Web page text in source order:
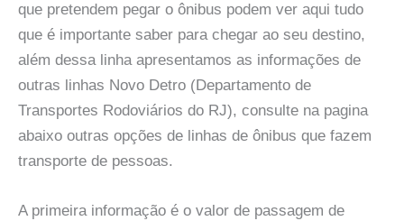
que pretendem pegar o ônibus podem ver aqui tudo
que é importante saber para chegar ao seu destino,
além dessa linha apresentamos as informações de
outras linhas Novo Detro (Departamento de
Transportes Rodoviários do RJ), consulte na pagina
abaixo outras opções de linhas de ônibus que fazem
transporte de pessoas.
A primeira informação é o valor de passagem de